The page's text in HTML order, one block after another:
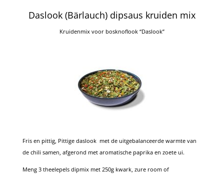
Daslook (Bärlauch) dipsaus kruiden mix
Kruidenmix voor bosknoflook “Daslook”
Fris en pittig, Pittige daslook met de uitgebalanceerde warmte van
de chili samen, afgerond met aromatische paprika en zoete ui.
Meng 3 theelepels dipmix met 250g kwark, zure room of